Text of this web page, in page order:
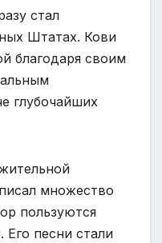
стал
Штатах. Кови
благодаря своим
глубочайших
множество
пользуются
песни стали